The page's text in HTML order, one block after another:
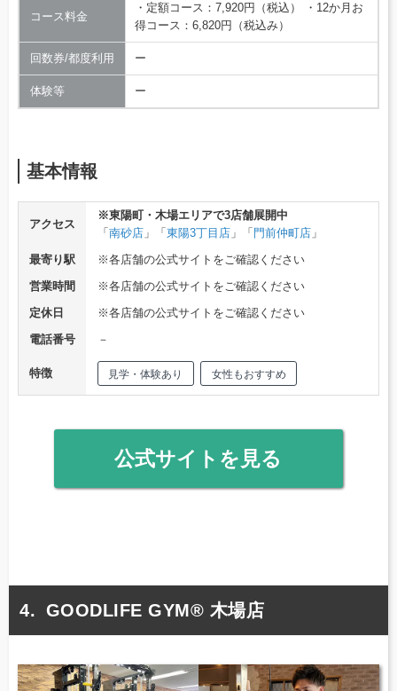
コース料金
・定額コース：7,920円（税込） ・12か月お
得コース：6,820円（税込み）
回数券/都度利用 ー
体験等 ー
基本情報
アクセス
※東陽町・木場エリアで3店舗展開中
「 南砂店」「 東陽3丁目店」「 門前仲町店」
最寄り駅
※各店舗の公式サイトをご確認ください
営業時間
※各店舗の公式サイトをご確認ください
定休日
※各店舗の公式サイトをご確認ください
電話番号
－
特徴 見学・体験あり 女性もおすすめ
公式サイトを見る
GOODLIFE GYM® 木場店